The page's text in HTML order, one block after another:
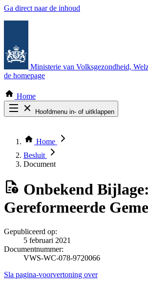
Ga direct naar de inhoud
Ministerie van Volksgezondheid,
de homepage
Home
Hoofdmenu in- of uitklappen
Thema COVID-19
Bekijk per bestuursorgaan
Home
Besluit
Document
Onbekend
Gereformeerde
Gepubliceerd op:
5 februari 2021
Documentnummer:
VWS-WC-078-9720066
Sla pagina-voorvertoning over